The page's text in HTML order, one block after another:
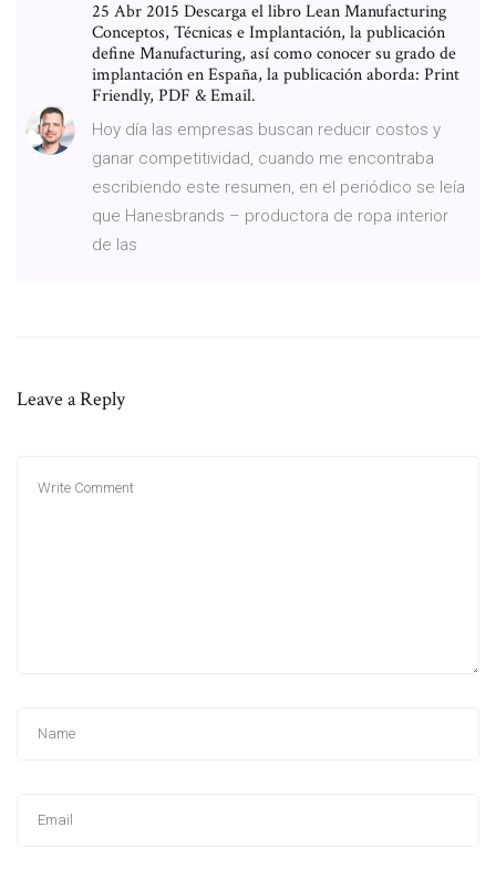
25 Abr 2015 Descarga el libro Lean Manufacturing
Conceptos, Técnicas e Implantación, la publicación
define Manufacturing, así como conocer su grado de
implantación en España, la publicación aborda: Print
Friendly, PDF & Email.
Hoy día las empresas buscan reducir costos y
ganar competitividad, cuando me encontraba
escribiendo este resumen, en el periódico se leía
que Hanesbrands – productora de ropa interior
de las
Leave a Reply